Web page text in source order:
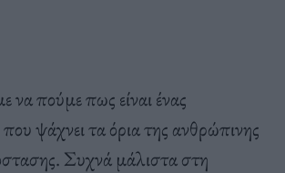
πούμε πως είναι ένας
ψάχνει τα όρια της ανθρώπινης
Συχνά μάλιστα στη